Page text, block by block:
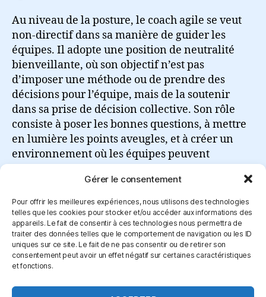
Gérer le consentement
Pour offrir les meilleures expériences, nous utilisons des technologies
telles que les cookies pour stocker et/ou accéder aux informations des
appareils. Le fait de consentir à ces technologies nous permettra de
traiter des données telles que le comportement de navigation ou les ID
uniques sur ce site. Le fait de ne pas consentir ou de retirer son
consentement peut avoir un effet négatif sur certaines caractéristiques
et fonctions.
Au niveau de la posture, le coach agile se veut
non-directif dans sa manière de guider les
équipes. Il adopte une position de neutralité
bienveillante, où son objectif n’est pas
d’imposer une méthode ou de prendre des
décisions pour l’équipe, mais de la soutenir
dans sa prise de décision collective. Son rôle
consiste à poser les bonnes questions, à mettre
en lumière les points aveugles, et à créer un
environnement où les équipes peuvent
Lire la suite